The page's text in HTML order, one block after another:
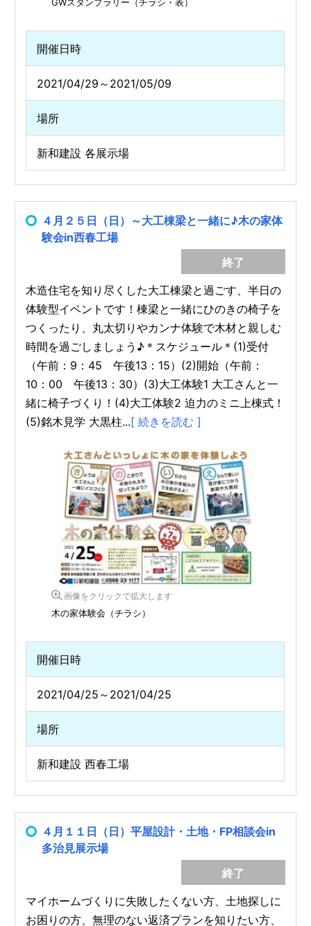
開催日時
2021/04/29～2021/05/09
場所
新和建設 各展示場
４月２５日（日）～大工棟梁と一緒に♪木の家体
験会in西春工場
終了
木造住宅を知り尽くした大工棟梁と過ごす、半日の
体験型イベントです！棟梁と一緒にひのきの椅子を
つくったり、丸太切りやカンナ体験で木材と親しむ
時間を過ごしましょう♪＊スケジュール＊(1)受付
（午前：9：45 午後13：15）(2)開始（午前：
10：00 午後13：30）(3)大工体験1 大工さんと一
緒に椅子づくり！(4)大工体験2 迫力のミニ上棟式！
(5)銘木見学 大黒柱...[ 続きを読む ]
画像をクリックで拡大します
木の家体験会（チラシ）
開催日時
2021/04/25～2021/04/25
場所
新和建設 西春工場
４月１１日（日）平屋設計・土地・FP相談会in
多治見展示場
終了
マイホームづくりに失敗したくない方、土地探しに
お困りの方、無理のない返済プランを知りたい方、